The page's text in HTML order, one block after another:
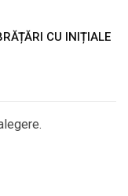
CU INIȚIALE